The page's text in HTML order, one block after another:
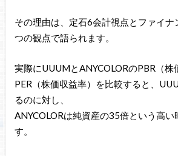
その理由は、定石6会計視点とファイナ
つの観点で語られます。
実際にUUUMとANYCOLORのPBR（株
PER（株価収益率）を比較すると、
るのに対し、
ANYCOLORは純資産の35倍という高い
す。